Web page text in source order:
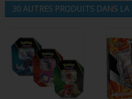
30 AUTRES PRODUITS DANS LA